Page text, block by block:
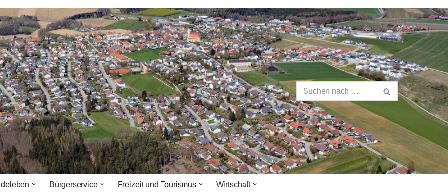
Bürgerservice Freizeit und Tourismus Wirtschaft